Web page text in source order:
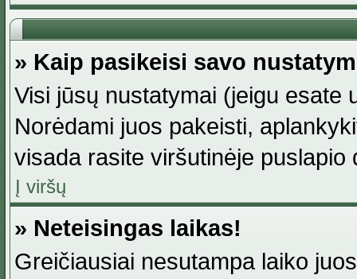
» Kaip pasikeisi savo
Visi jūsų nustatymai (jeigu esate
Norėdami juos pakeisti,
visada rasite viršutinėje
Į viršų
» Neteisingas laikas!
Greičiausiai nesutampa laiko